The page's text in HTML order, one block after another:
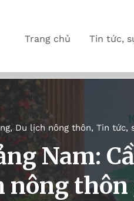
Trang chủ Tin tức,
, Du lịch nông thôn, Tin tức,
Nam:
nông thôn